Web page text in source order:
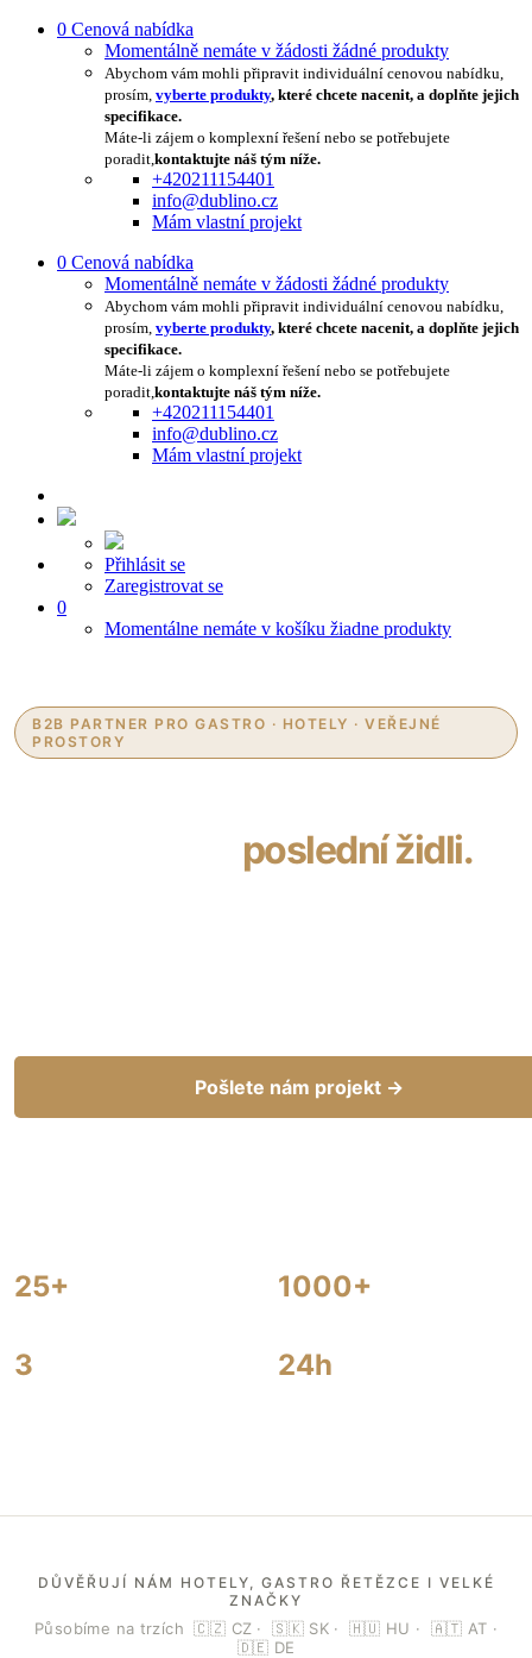
0 Cenová nabídka
Momentálně nemáte v žádosti žádné produkty
Abychom vám mohli připravit individuální cenovou nabídku,
prosím, vyberte produkty, které chcete nacenit, a doplňte jejich
specifikace.
Máte-li zájem o komplexní řešení nebo se potřebujete
poradit,kontaktujte náš tým níže.
+420211154401
info@dublino.cz
Mám vlastní projekt
0 Cenová nabídka
Momentálně nemáte v žádosti žádné produkty
Abychom vám mohli připravit individuální cenovou nabídku,
prosím, vyberte produkty, které chcete nacenit, a doplňte jejich
specifikace.
Máte-li zájem o komplexní řešení nebo se potřebujete
poradit,kontaktujte náš tým níže.
+420211154401
info@dublino.cz
Mám vlastní projekt
Přihlásit se
Zaregistrovat se
0
Momentálne nemáte v košíku žiadne produkty
B2B PARTNER PRO GASTRO · HOTELY · VEŘEJNÉ
PROSTORY
poslední židli.
Pošlete nám projekt →
25+ 1000+
3 24h
DŮVĚŘUJÍ NÁM HOTELY, GASTRO ŘETĚZCE I VELKÉ
ZNAČKY
Působíme na trzích 🇨🇿 CZ · 🇸🇰 SK · 🇭🇺 HU · 🇦🇹 AT ·
🇩🇪 DE